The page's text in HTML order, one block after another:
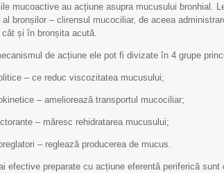
mucoactive au acțiune asupra mucusului bronhial.
al bronșilor – clirensul mucociliar, de aceea
și în bronșita acută.
de acțiune ele pot fi divizate în 4 grupe
– ce reduc viscozitatea mucusului;
– ameliorează transportul mucociliar;
– măresc rehidratarea mucusului;
– reglează producerea de mucus.
efective preparate cu acțiune eferentă periferică